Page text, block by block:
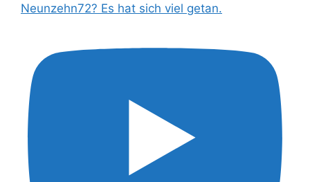
Neunzehn72? Es hat sich viel getan.